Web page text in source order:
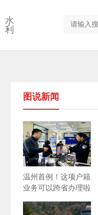
水
利
图说新闻
温州首例！这项户籍
业务可以跨省办理啦